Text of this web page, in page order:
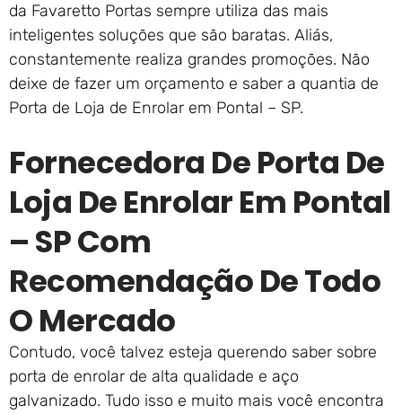
da Favaretto Portas sempre utiliza das mais
inteligentes soluções que são baratas. Aliás,
constantemente realiza grandes promoções. Não
deixe de fazer um orçamento e saber a quantia de
Porta de Loja de Enrolar em Pontal – SP.
Fornecedora De Porta De
Loja De Enrolar Em Pontal
– SP Com
Recomendação De Todo
O Mercado
Contudo, você talvez esteja querendo saber sobre
porta de enrolar de alta qualidade e aço
galvanizado. Tudo isso e muito mais você encontra